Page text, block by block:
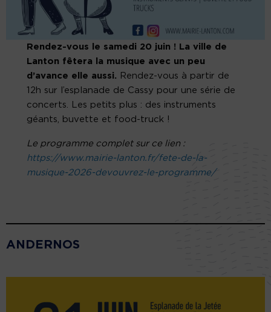
Rendez-vous le samedi 20 juin ! La ville de
Lanton fêtera la musique avec un peu
d’avance elle aussi. Rendez-vous à partir de
12h sur l’esplanade de Cassy pour une série de
concerts. Les petits plus : des instruments
géants, buvette et food-truck !
Le programme complet sur ce lien :
https://www.mairie-lanton.fr/fete-de-la-
musique-2026-devouvrez-le-programme/
ANDERNOS